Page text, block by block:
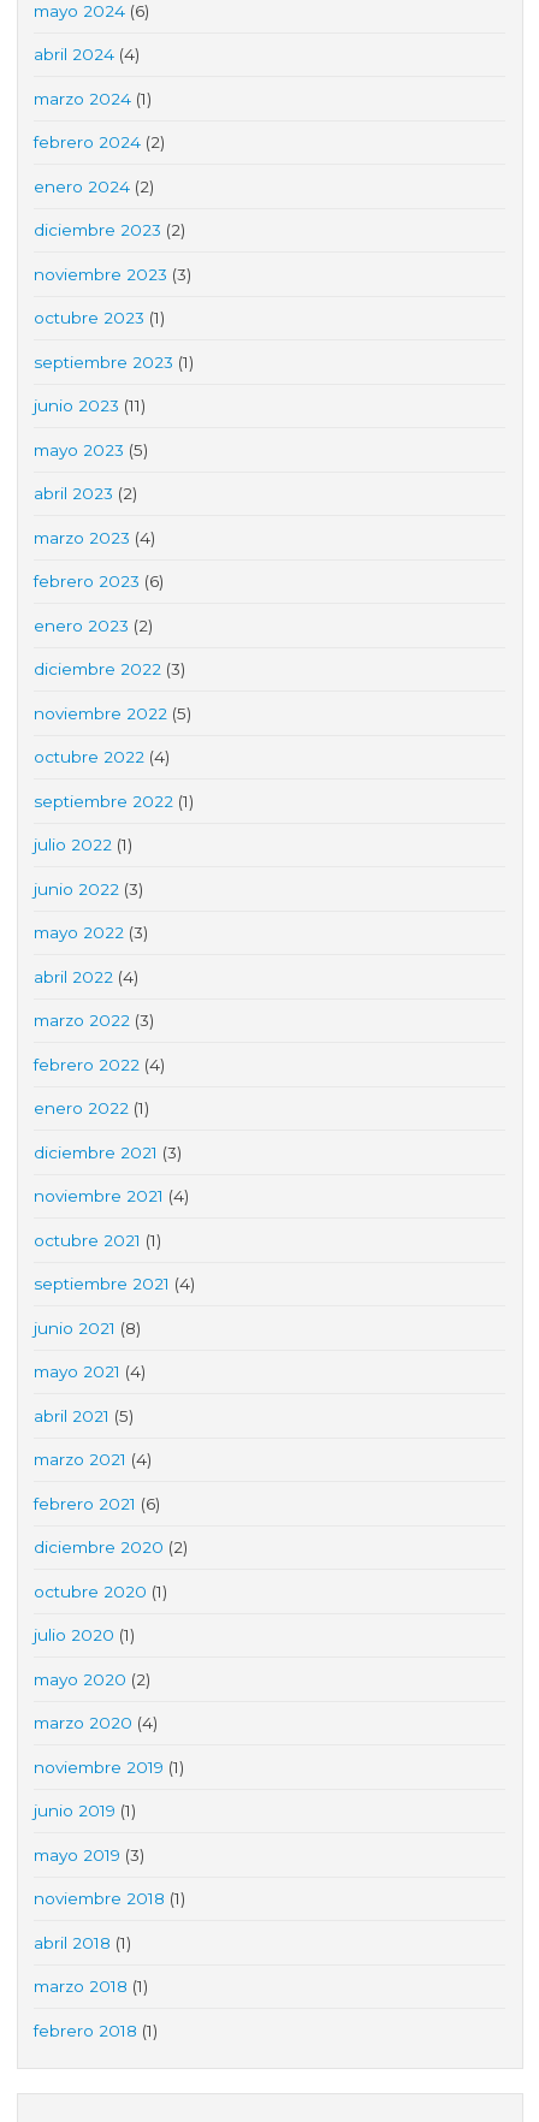
mayo 2024 (6)
abril 2024 (4)
marzo 2024 (1)
febrero 2024 (2)
enero 2024 (2)
diciembre 2023 (2)
noviembre 2023 (3)
octubre 2023 (1)
septiembre 2023 (1)
junio 2023 (11)
mayo 2023 (5)
abril 2023 (2)
marzo 2023 (4)
febrero 2023 (6)
enero 2023 (2)
diciembre 2022 (3)
noviembre 2022 (5)
octubre 2022 (4)
septiembre 2022 (1)
julio 2022 (1)
junio 2022 (3)
mayo 2022 (3)
abril 2022 (4)
marzo 2022 (3)
febrero 2022 (4)
enero 2022 (1)
diciembre 2021 (3)
noviembre 2021 (4)
octubre 2021 (1)
septiembre 2021 (4)
junio 2021 (8)
mayo 2021 (4)
abril 2021 (5)
marzo 2021 (4)
febrero 2021 (6)
diciembre 2020 (2)
octubre 2020 (1)
julio 2020 (1)
mayo 2020 (2)
marzo 2020 (4)
noviembre 2019 (1)
junio 2019 (1)
mayo 2019 (3)
noviembre 2018 (1)
abril 2018 (1)
marzo 2018 (1)
febrero 2018 (1)